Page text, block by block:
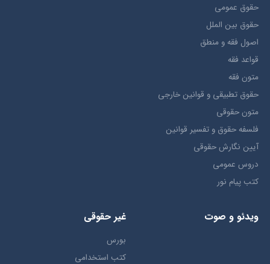
حقوق عمومی
حقوق بين الملل
اصول فقه و منطق
قواعد فقه
متون فقه
حقوق تطبيقي و قوانین خارجی
متون حقوقي
فلسفه حقوق و تفسیر قوانین
آیین نگارش حقوقی
دروس عمومی
کتب پیام نور
ویدئو و صوت غیر حقوقی
بورس
کتب استخدامی